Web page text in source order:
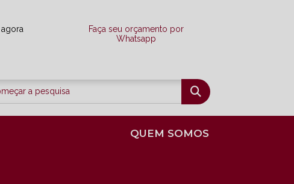
Faça seu orçamento por
Whatsapp
QUEM SOMOS